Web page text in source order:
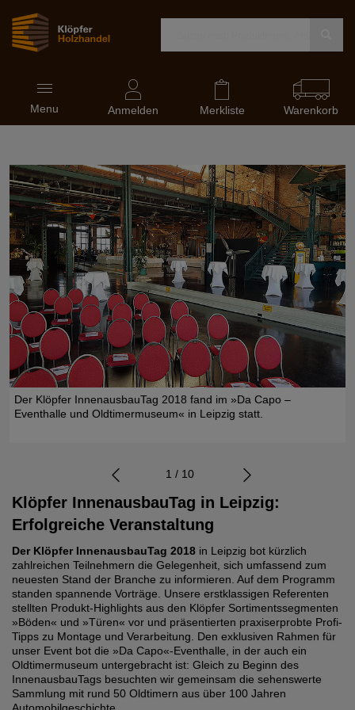
Navigation
ein-
und
Menu Anmelden Merkliste Warenkorb
Der Klöpfer InnenausbauTag 2018 fand im »Da Capo –
Eventhalle und Oldtimermuseum« in Leipzig statt.
1 / 10
Klöpfer InnenausbauTag in Leipzig:
Erfolgreiche Veranstaltung
Der Klöpfer InnenausbauTag 2018 in Leipzig bot kürzlich
zahlreichen Teilnehmern die Gelegenheit, sich umfassend zum
neuesten Stand der Branche zu informieren. Auf dem Programm
standen spannende Vorträge. Unsere erstklassigen Referenten
stellten Produkt-Highlights aus den Klöpfer Sortimentssegmenten
»Böden« und »Türen« vor und präsentierten praxiserprobte Profi-
Tipps zu Montage und Verarbeitung. Den exklusiven Rahmen für
unser Event bot die »Da Capo«-Eventhalle, in der auch ein
Oldtimermuseum untergebracht ist: Gleich zu Beginn des
InnenausbauTags besuchten wir gemeinsam die sehenswerte
Sammlung mit rund 50 Oldtimern aus über 100 Jahren